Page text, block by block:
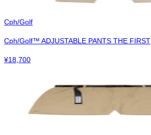
Cph/Golf
Cph/Golf™︎ ADJUSTABLE PANTS THE FIRST
¥18,700